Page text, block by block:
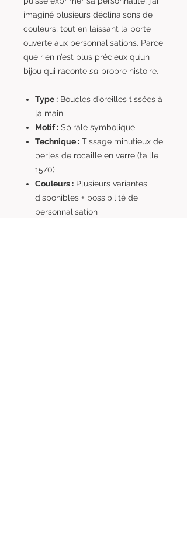
imaginé plusieurs déclinaisons de
couleurs, tout en laissant la porte
ouverte aux personnalisations. Parce
que rien n’est plus précieux qu’un
bijou qui raconte sa propre histoire.
Type : Boucles d’oreilles tissées à
la main
Motif : Spirale symbolique
Technique : Tissage minutieux de
perles de rocaille en verre (taille
15/0)
Couleurs : Plusieurs variantes
disponibles + possibilité de
personnalisation